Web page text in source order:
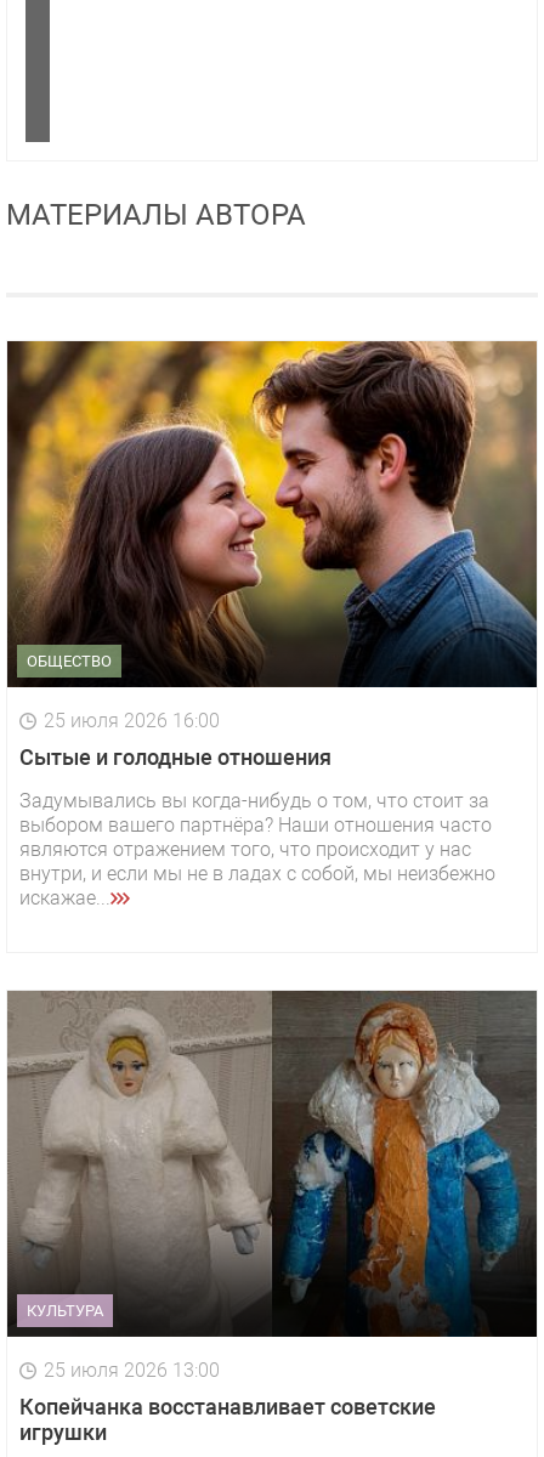
МАТЕРИАЛЫ АВТОРА
ОБЩЕСТВО
25 июля 2026 16:00
Сытые и голодные отношения
Задумывались вы когда-нибудь о том, что стоит за
выбором вашего партнёра? Наши отношения часто
являются отражением того, что происходит у нас
внутри, и если мы не в ладах с собой, мы неизбежно
искажае...
КУЛЬТУРА
25 июля 2026 13:00
Копейчанка восстанавливает советские
игрушки